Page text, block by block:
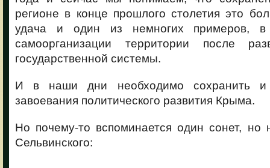
регионе в конце прошлого столетия это
удача и один из немногих примеров, в
самоорганизации территории после
государственной системы.
И в наши дни необходимо сохранить и
завоевания политического развития Крыма.
Но почему-то вспоминается один сонет,
Сельвинского: